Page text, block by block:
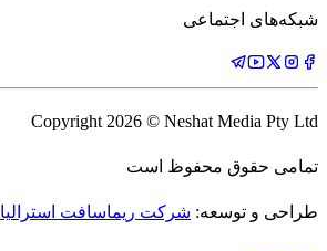
شبکه‌های اجتماعی
Copyright 2026 © Neshat Media Pty Ltd
تمامی حقوق محفوظ است
طراحی و توسعه: شرکت ریماسافت استرالیا